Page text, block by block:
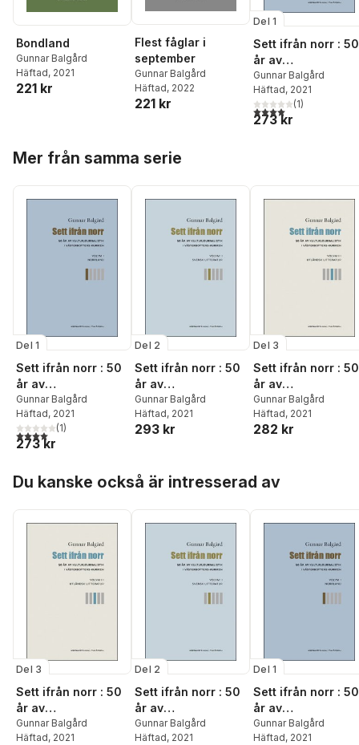
Bondland
Gunnar Balgård
Häftad, 2021
221 kr
Flest fåglar i
september
Gunnar Balgård
Häftad, 2022
221 kr
Del 1
Sett ifrån norr : 50
år av
kulturjournalistik i
Västerbotten-
Kuriren. Volym 1,
Norrland
Gunnar Balgård
Häftad, 2021
4,0utav 5 stjärnor.
(1)
273 kr
Mer från samma serie
Del 1
Sett ifrån norr : 50
år av
kulturjournalistik i
Västerbotten-
Kuriren. Volym 1,
Norrland
Gunnar Balgård
Häftad, 2021
4,0utav 5 stjärnor. Totalt antal röster:
(1)
273 kr
Del 2
Sett ifrån norr : 50
år av
kulturjournalistik i
Västerbotten-
Kuriren. Volym 2,
Gunnar Balgård
Häftad, 2021
293 kr
Del 3
Sett ifrån norr : 50
år av
kulturjournalistik i
Västerbotten-
Kuriren. Volym 3,
Gunnar Balgård
Häftad, 2021
282 kr
Du kanske också är intresserad av
Del 3
Sett ifrån norr : 50
år av
kulturjournalistik i
Västerbotten-
Gunnar Balgård
Häftad, 2021
Del 2
Sett ifrån norr : 50
år av
kulturjournalistik i
Västerbotten-
Gunnar Balgård
Häftad, 2021
Del 1
Sett ifrån norr : 50
år av
kulturjournalistik i
Västerbotten-
Gunnar Balgård
Häftad, 2021